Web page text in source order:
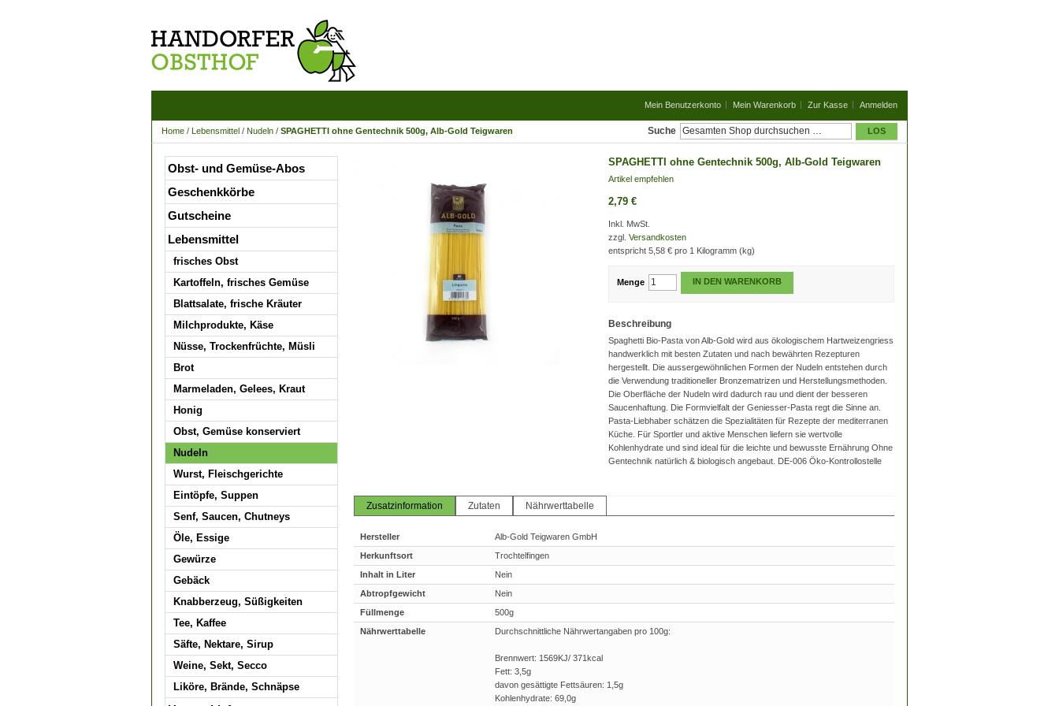
Mein Benutzerkonto Mein Warenkorb Zur Kasse Anmelden
Home / Lebensmittel / Nudeln / SPAGHETTI ohne Gentechnik 500g, Alb-Gold Teigwaren Suche LOS
SPAGHETTI ohne Gentechnik 500g, Alb-Gold Teigwaren
Artikel empfehlen
2,79 €
Inkl. MwSt.
zzgl. Versandkosten
entspricht 5,58 € pro 1 Kilogramm (kg)
Menge IN DEN WARENKORB
Beschreibung
Spaghetti Bio-Pasta von Alb-Gold wird aus ökologischem Hartweizengriess
handwerklich mit besten Zutaten und nach bewährten Rezepturen
hergestellt. Die aussergewöhnlichen Formen der Nudeln entstehen durch
die Verwendung traditioneller Bronzematrizen und Herstellungsmethoden.
Die Oberfläche der Nudeln wird dadurch rau und dient der besseren
Saucenhaftung. Die Formvielfalt der Geniesser-Pasta regt die Sinne an.
Pasta-Liebhaber schätzen die Spezialitäten für Rezepte der mediterranen
Küche. Für Sportler und aktive Menschen liefern sie wertvolle
Kohlenhydrate und sind ideal für die leichte und bewusste Ernährung Ohne
Gentechnik natürlich & biologisch angebaut. DE-006 Öko-Kontrollostelle
Zusatzinformation Zutaten Nährwerttabelle
Hersteller
Alb-Gold Teigwaren GmbH
Herkunftsort
Trochtelfingen
Inhalt in Liter
Nein
Abtropfgewicht
Nein
Füllmenge
500g
Nährwerttabelle
Durchschnittliche Nährwertangaben pro 100g:
Brennwert: 1569KJ/ 371kcal
Fett: 3,5g
davon gesättigte Fettsäuren: 1,5g
Kohlenhydrate: 69,0g
Obst- und Gemüse-Abos
Geschenkkörbe
Gutscheine
Lebensmittel
frisches Obst
Kartoffeln, frisches Gemüse
Blattsalate, frische Kräuter
Milchprodukte, Käse
Nüsse, Trockenfrüchte, Müsli
Brot
Marmeladen, Gelees, Kraut
Honig
Obst, Gemüse konserviert
Nudeln
Wurst, Fleischgerichte
Eintöpfe, Suppen
Senf, Saucen, Chutneys
Öle, Essige
Gewürze
Gebäck
Knabberzeug, Süßigkeiten
Tee, Kaffee
Säfte, Nektare, Sirup
Weine, Sekt, Secco
Liköre, Brände, Schnäpse